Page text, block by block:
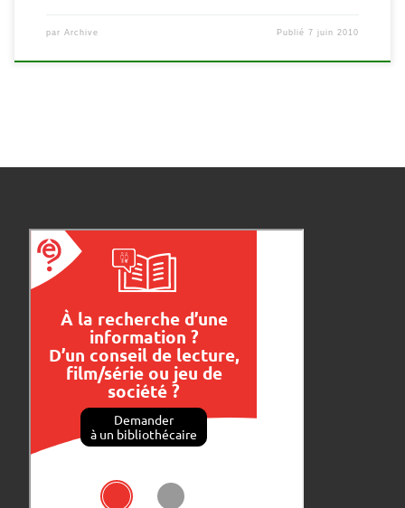
par Archive Publié7 juin 2010